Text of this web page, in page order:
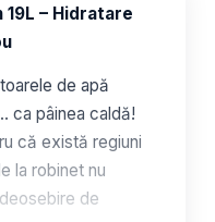
– Hidratare
de apă
ca pâinea caldă!
că există regiuni
la robinet nu
de